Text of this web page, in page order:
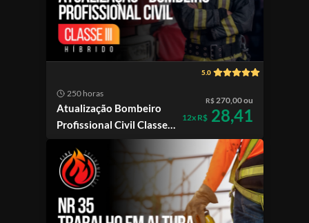
5.0
250 horas
Atualização Bombeiro
Profissional Civil Classe
III
R$270,00 ou
12x R$28,41